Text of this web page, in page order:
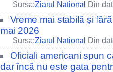
Sursa:Ziarul National Din
Vreme mai stabilă și
mai 2026
Sursa:Ziarul National Din
Oficiali americani spun
dar încă nu este gata